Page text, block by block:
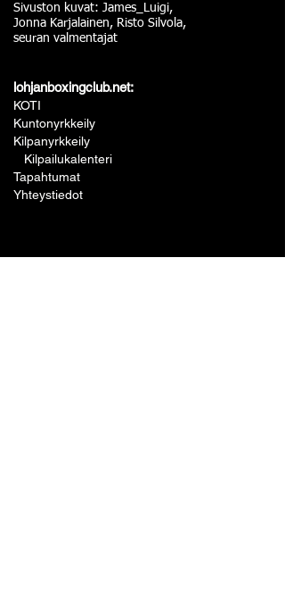
Sivuston kuvat: James_Luigi,
Jonna Karjalainen, Risto Silvola,
seuran valmentajat
lohjanboxingclub.net:
KOTI
Kuntonyrkkeily
Kilpanyrkkeily
Kilpailukalenteri
Tapahtumat
Yhteystiedot